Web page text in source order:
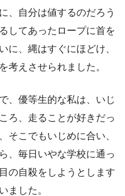
、自分は値するのだろう
してあったロープに首を
に、縄はすぐにほどけ、
考えさせられました。
、優等生的な私は、いじ
ろ、走ることが好きだっ
そこでもいじめに合い、
、毎日いやな学校に通っ
の自殺をしようとします
ました。